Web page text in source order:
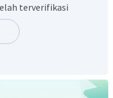
terverifikasi